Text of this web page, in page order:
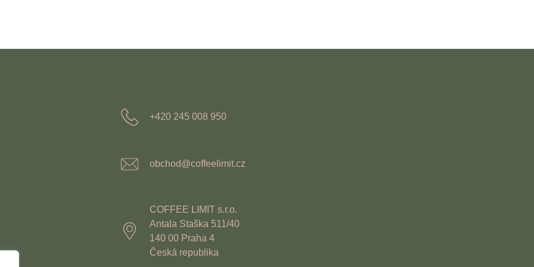
+420 245 008 950
obchod@coffeelimit.cz
COFFEE LIMIT s.r.o.
Antala Staška 511/40
140 00 Praha 4
Česká republika